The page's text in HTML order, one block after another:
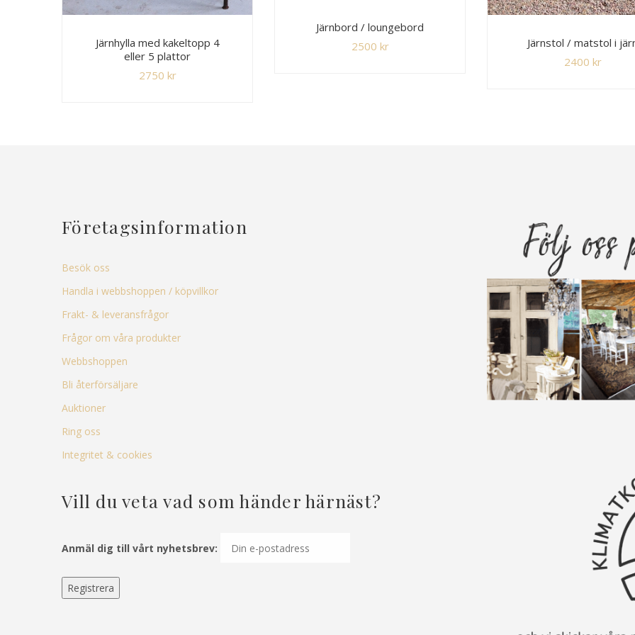
Järnhylla med kakeltopp 4
eller 5 plattor
2750 kr
Järnbord / loungebord
2500 kr
Järnstol / matstol i
2400 kr
Företagsinformation
Besök oss
Handla i webbshoppen / köpvillkor
Frakt- & leveransfrågor
Frågor om våra produkter
Webbshoppen
Bli återförsäljare
Auktioner
Ring oss
Integritet & cookies
Vill du veta vad som händer härnäst?
Anmäl dig till vårt nyhetsbrev: